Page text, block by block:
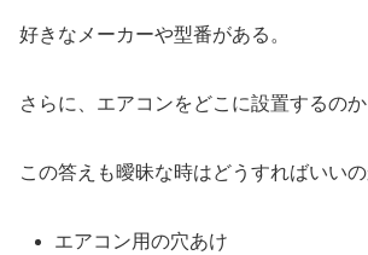
好きなメーカーや型番がある。
さらに、エアコンをどこに設置するのか
この答えも曖昧な時はどうすればいいの
エアコン用の穴あけ